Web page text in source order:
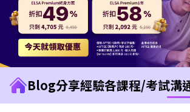
Blog分享經驗各課程/考試溝